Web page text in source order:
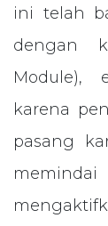
ini telah
dengan
Module),
karena
pasang